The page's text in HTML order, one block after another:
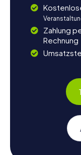
spannenden
Zahlung
Rechnung